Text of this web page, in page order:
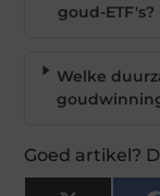
goud-ETF's?
Welke
Goed artikel?